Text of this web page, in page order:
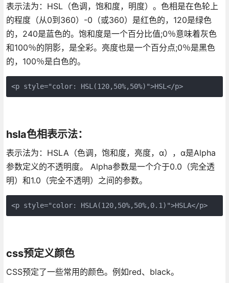
表示法为：HSL（色调，饱和度，明度）。色相是在色轮上
的程度（从0到360）-0（或360）是红色的，120是绿色
的，240是蓝色的。饱和度是一个百分比值;0％意味着灰色
和100％的阴影，是全彩。亮度也是一个百分点;0％是黑色
的，100％是白色的。
<p style="color: HSL(120,50%,50%)">HSL</p>
hsla色相表示法：
表示法为：HSLA（色调，饱和度，亮度，α），α是Alpha
参数定义的不透明度。 Alpha参数是一个介于0.0（完全透
明）和1.0（完全不透明）之间的参数。
<p style="color: HSLA(120,50%,50%,0.1)">HSLA</p>
css预定义颜色
CSS预定了一些常用的颜色。例如red、black。